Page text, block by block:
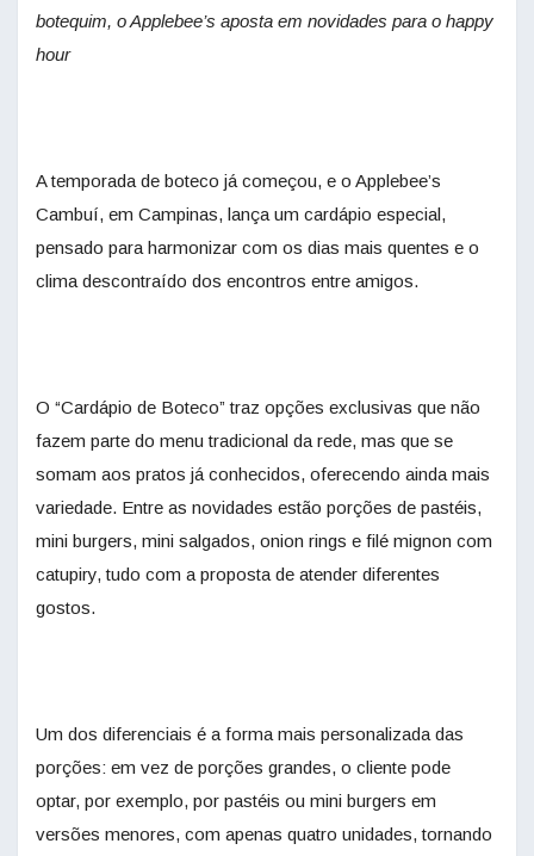
botequim, o Applebee’s aposta em novidades para o happy
hour
A temporada de boteco já começou, e o Applebee’s
Cambuí, em Campinas, lança um cardápio especial,
pensado para harmonizar com os dias mais quentes e o
clima descontraído dos encontros entre amigos.
O “Cardápio de Boteco” traz opções exclusivas que não
fazem parte do menu tradicional da rede, mas que se
somam aos pratos já conhecidos, oferecendo ainda mais
variedade. Entre as novidades estão porções de pastéis,
mini burgers, mini salgados, onion rings e filé mignon com
catupiry, tudo com a proposta de atender diferentes
gostos.
Um dos diferenciais é a forma mais personalizada das
porções: em vez de porções grandes, o cliente pode
optar, por exemplo, por pastéis ou mini burgers em
versões menores, com apenas quatro unidades, tornando